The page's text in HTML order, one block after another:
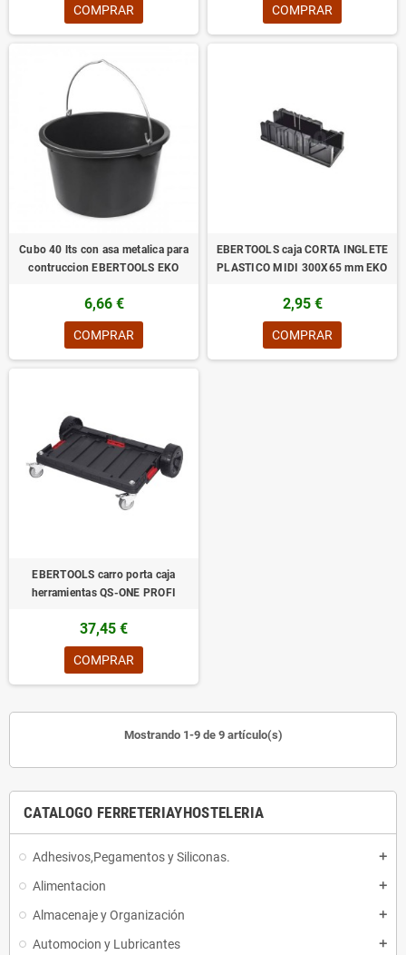
CATALOGO FERRETERIAYHOSTELERIA
Adhesivos,Pegamentos y Siliconas. add
Alimentacion add
Almacenaje y Organización add
Automocion y Lubricantes add
COMPRAR COMPRAR
Cubo 40 lts con asa metalica para
contruccion EBERTOOLS EKO
6,66 €
COMPRAR
EBERTOOLS caja CORTA INGLETE
PLASTICO MIDI 300X65 mm EKO
2,95 €
COMPRAR
EBERTOOLS carro porta caja
herramientas QS-ONE PROFI
37,45 €
COMPRAR
Mostrando 1-9 de 9 artículo(s)